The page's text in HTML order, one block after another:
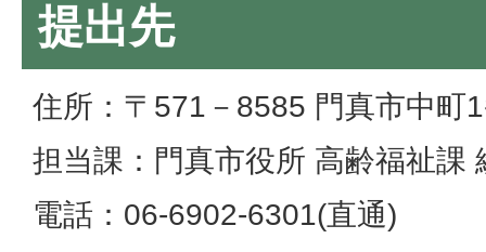
提出先
住所：〒571－8585 門真市中町
担当課：門真市役所 高齢福祉課
電話：06-6902-6301(直通)